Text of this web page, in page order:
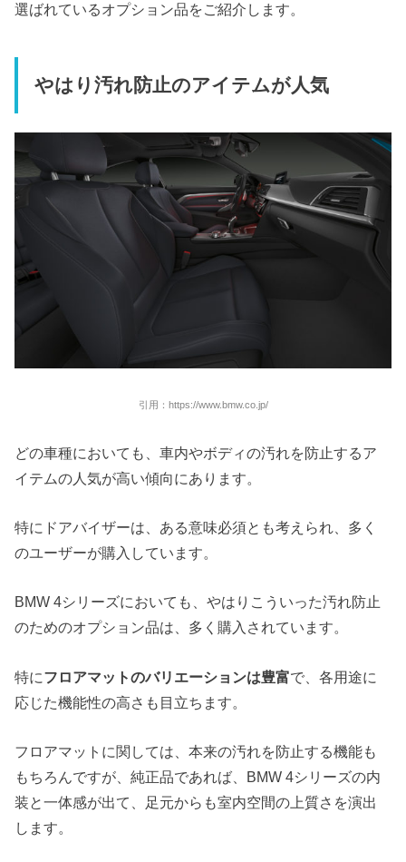
選ばれているオプション品をご紹介します。
やはり汚れ防止のアイテムが人気
引用：https://www.bmw.co.jp/
どの車種においても、車内やボディの汚れを防止するア
イテムの人気が高い傾向にあります。
特にドアバイザーは、ある意味必須とも考えられ、多く
のユーザーが購入しています。
BMW 4シリーズにおいても、やはりこういった汚れ防止
のためのオプション品は、多く購入されています。
特にフロアマットのバリエーションは豊富で、各用途に
応じた機能性の高さも目立ちます。
フロアマットに関しては、本来の汚れを防止する機能も
もちろんですが、純正品であれば、BMW 4シリーズの内
装と一体感が出て、足元からも室内空間の上質さを演出
します。